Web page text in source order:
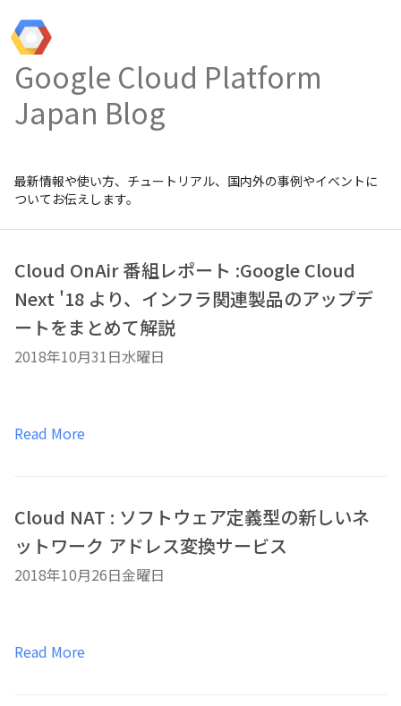
Google Cloud Platform
Japan Blog
最新情報や使い方、チュートリアル、国内外の事例やイベントに
ついてお伝えします。
Cloud OnAir 番組レポート :Google Cloud
Next '18 より、インフラ関連製品のアップデ
ートをまとめて解説
2018年10月31日水曜日
Read More
Cloud NAT : ソフトウェア定義型の新しいネ
ットワーク アドレス変換サービス
2018年10月26日金曜日
Read More